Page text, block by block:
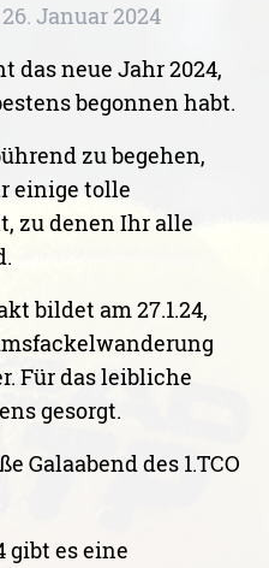
26. Januar 2024
das neue Jahr 2024,
begonnen habt.
zu begehen,
einige tolle
zu denen Ihr alle
bildet am 27.1.24,
Für das leibliche
gesorgt.
Galaabend des 1.TCO
gibt es eine